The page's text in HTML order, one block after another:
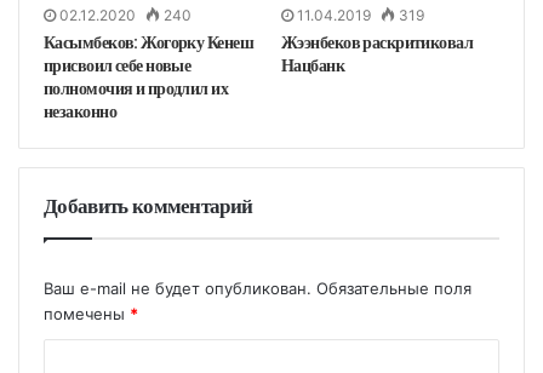
02.12.2020 240
Касымбеков: Жогорку Кенеш
присвоил себе новые
полномочия и продлил их
незаконно
11.04.2019 319
Жээнбеков раскритиковал
Нацбанк
Добавить комментарий
Ваш e-mail не будет опубликован. Обязательные поля
помечены *